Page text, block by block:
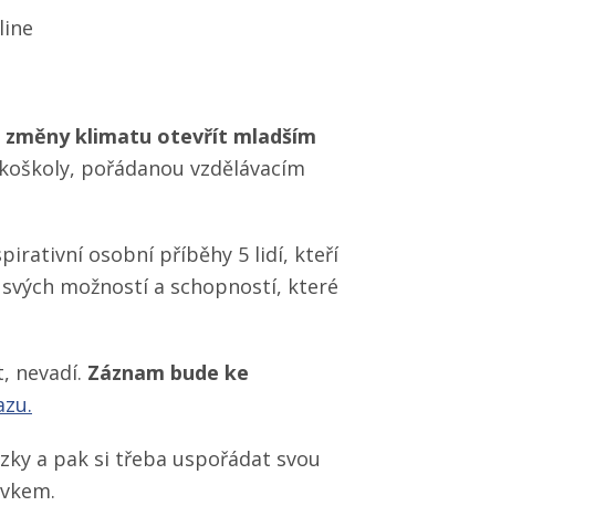
změny klimatu otevřít mladším
pořádanou vzdělávacím
osobní příběhy 5 lidí, kteří
možností a schopností, které
nevadí. Záznam bude ke
a pak si třeba uspořádat svou